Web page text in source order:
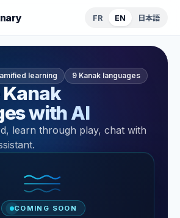
FR EN 日本語
learning 9 Kanak languages
with AI
learn through play, chat with
COMING SOON